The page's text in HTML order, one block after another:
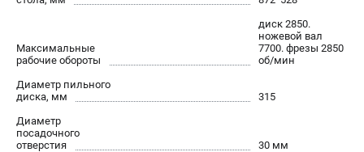
zakaz@belmash-market.ru
Максимальные
рабочие обороты
диск 2850.
ножевой вал
7700. фрезы 2850
об/мин
Диаметр пильного
диска, мм
315
Диаметр
посадочного
отверстия
30 мм